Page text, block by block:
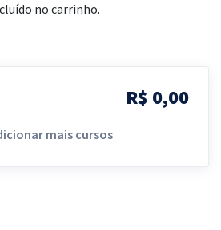
no carrinho.
R$ 0,00
mais cursos